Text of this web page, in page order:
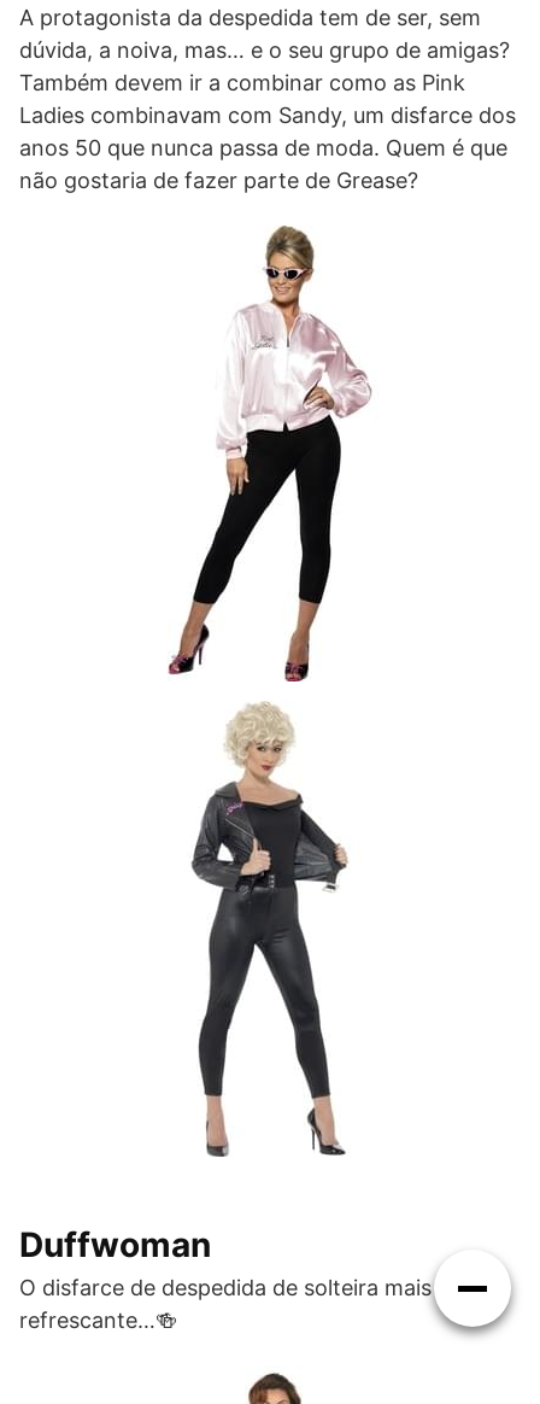
A protagonista da despedida tem de ser, sem
dúvida, a noiva, mas… e o seu grupo de amigas?
Também devem ir a combinar como as Pink
Ladies combinavam com Sandy, um disfarce dos
anos 50 que nunca passa de moda. Quem é que
não gostaria de fazer parte de Grease?
Duffwoman
O disfarce de despedida de solteira mais
refrescante…🍻